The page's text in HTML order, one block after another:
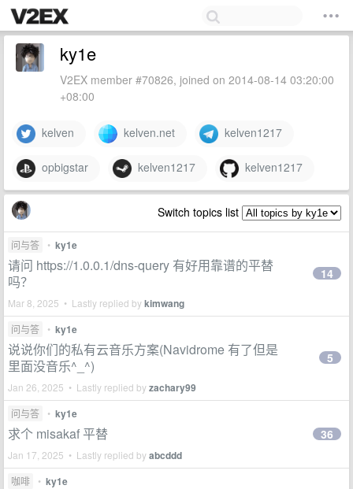
ky1e
V2EX member #70826, joined on 2014-08-14 03:20:00
+08:00
kelven kelven.net kelven1217
opbigstar kelven1217 kelven1217
Switch topics list
问与答 • ky1e
请问 https://1.0.0.1/dns-query 有好用靠谱的平替
吗？
Mar 8, 2025 • Lastly replied bykimwang
14
问与答 • ky1e
说说你们的私有云音乐方案(Navidrome 有了但是
里面没音乐^_^)
Jan 26, 2025 • Lastly replied byzachary99
5
问与答 • ky1e
求个 misakaf 平替
Jan 17, 2025 • Lastly replied byabcddd
36
咖啡 • ky1e